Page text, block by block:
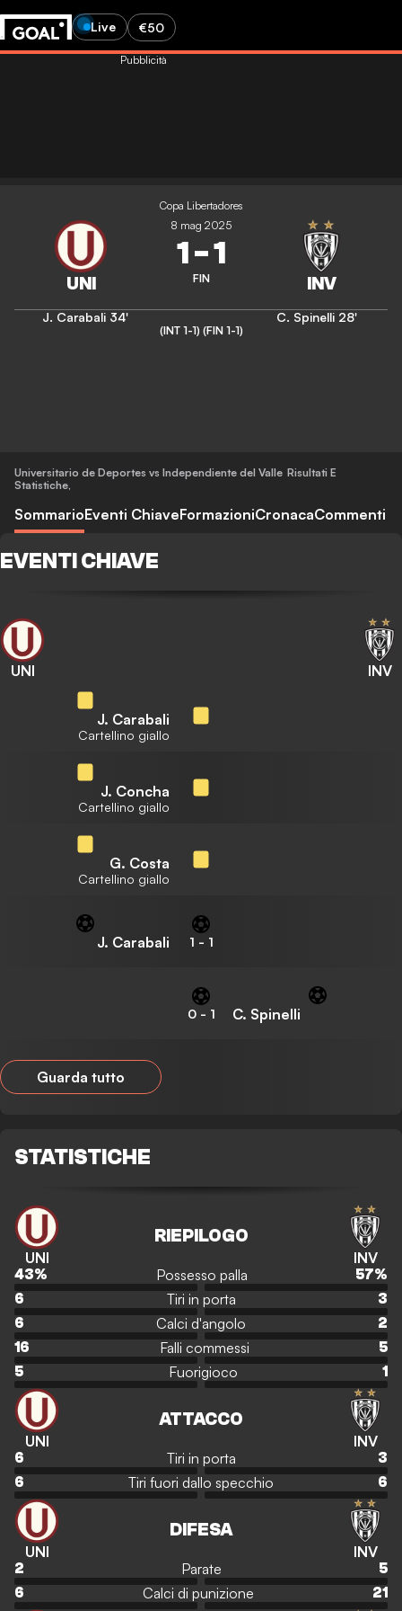
Live €50
Pubblicità
Copa Libertadores
8 mag 2025
1-1
FIN
J. Carabali 34' C. Spinelli 28'
(INT 1-1) (FIN 1-1)
Universitario de Deportes vs Independiente del Valle Risultati E
Statistiche,
SommarioEventi ChiaveFormazioniCronacaCommenti
EVENTI CHIAVE
UNI INV
J. Carabali
Cartellino giallo
J. Concha
Cartellino giallo
G. Costa
Cartellino giallo
J. Carabali 1 - 1
0- 1 C. Spinelli
Guarda tutto
STATISTICHE
UNI
RIEPILOGO
INV
43% Possesso palla 57%
6
Tiri in porta
3
6
Calci d'angolo
2
16
Falli commessi
5
5
Fuorigioco 1
UNI
ATTACCO
INV
6 Tiri in porta
3
6
Tiri fuori dallo specchio 6
UNI
DIFESA
INV
2 Parate
5
6
Calci di punizione 21